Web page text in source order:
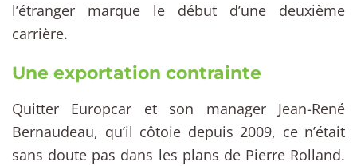
l’étranger marque le début d’une deuxième
carrière.
Une exportation contrainte
Quitter Europcar et son manager Jean-René
Bernaudeau, qu’il côtoie depuis 2009, ce n’était
sans doute pas dans les plans de Pierre Rolland.